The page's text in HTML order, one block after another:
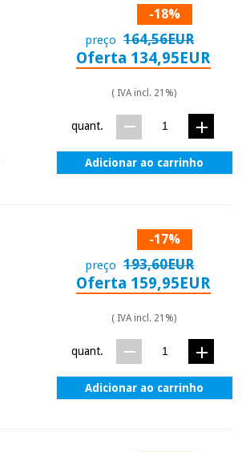
-18%
preço 164,56EUR
Oferta 134,95EUR
( IVA incl. 21%)
quant.
Adicionar ao carrinho
-17%
preço 193,60EUR
Oferta 159,95EUR
( IVA incl. 21%)
quant.
Adicionar ao carrinho